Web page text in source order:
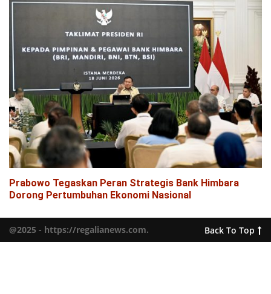
Prabowo Tegaskan Peran Strategis Bank Himbara
Dorong Pertumbuhan Ekonomi Nasional
@2025 - https://regalianews.com. Back To Top